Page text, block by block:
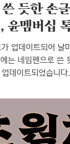
듯한 손
, 윤멤버십
업데이트되어 날
는 네임펜으로 쓴
업데이트되었습니
요. 네임펜으로
트는 동글동글 네임
유로운 손글씨 폰트
대로 쓴 다양한 쓰